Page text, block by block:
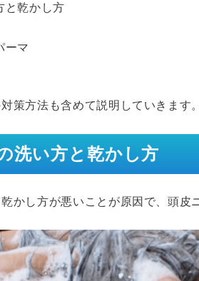
と乾かし方
ーマ
策方法も含めて説明していきます。
洗い方と乾かし方
かし方が悪いことが原因で、頭皮